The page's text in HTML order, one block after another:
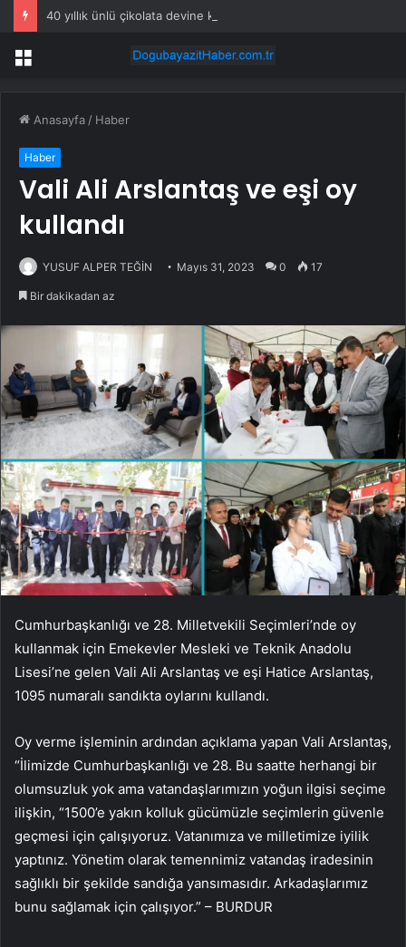
40 yıllık ünlü çikolata devine kayyum atandı
Menü
Anasayfa / Haber
Haber
Vali Ali Arslantaş ve eşi oy
kullandı
YUSUF ALPER TEĞİN Mayıs 31, 2023 0 17
Bir dakikadan az
Cumhurbaşkanlığı ve 28. Milletvekili Seçimleri’nde oy
kullanmak için Emekevler Mesleki ve Teknik Anadolu
Lisesi’ne gelen Vali Ali Arslantaş ve eşi Hatice Arslantaş,
1095 numaralı sandıkta oylarını kullandı.
Oy verme işleminin ardından açıklama yapan Vali Arslantaş,
“İlimizde Cumhurbaşkanlığı ve 28. Bu saatte herhangi bir
olumsuzluk yok ama vatandaşlarımızın yoğun ilgisi seçime
ilişkin, “1500’e yakın kolluk gücümüzle seçimlerin güvenle
geçmesi için çalışıyoruz. Vatanımıza ve milletimize iyilik
yaptınız. Yönetim olarak temennimiz vatandaş iradesinin
sağlıklı bir şekilde sandığa yansımasıdır. Arkadaşlarımız
bunu sağlamak için çalışıyor.” – BURDUR